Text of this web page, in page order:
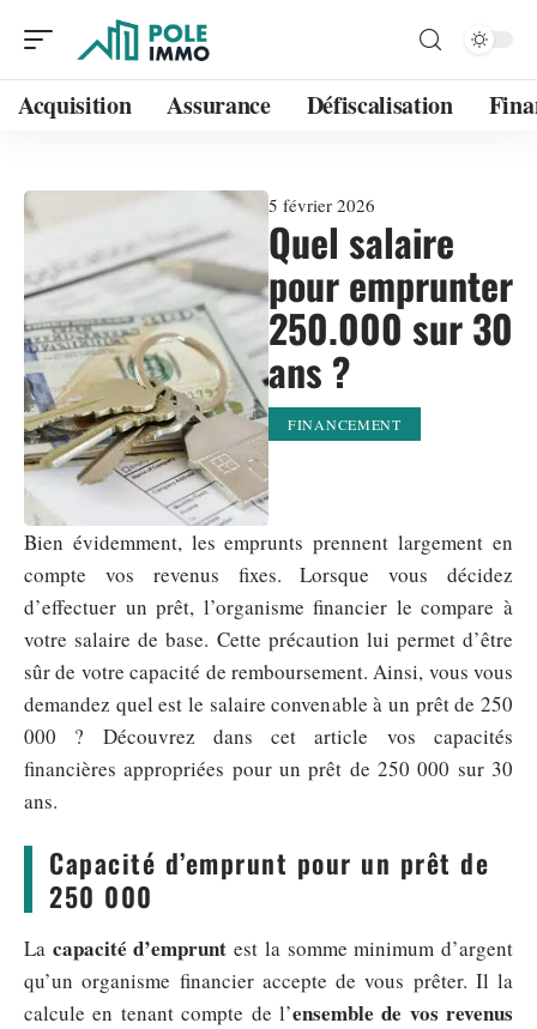
Acquisition Assurance Défiscalisation
5 février 2026
Quel salaire
pour emprunter
250.000 sur 30
ans ?
FINANCEMENT
Bien évidemment, les emprunts prennent largement en
compte vos revenus fixes. Lorsque vous décidez
d’effectuer un prêt, l’organisme financier le compare à
votre salaire de base. Cette précaution lui permet d’être
sûr de votre capacité de remboursement. Ainsi, vous vous
demandez quel est le salaire convenable à un prêt de 250
000 ? Découvrez dans cet article vos capacités
financières appropriées pour un prêt de 250 000 sur 30
ans.
Capacité d’emprunt pour un prêt de
250 000
La capacité d’emprunt est la somme minimum d’argent
qu’un organisme financier accepte de vous prêter. Il la
calcule en tenant compte de l’ensemble de vos revenus